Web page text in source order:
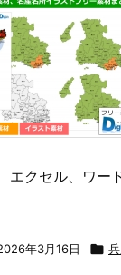
エクセル、ワー
年3月16日 